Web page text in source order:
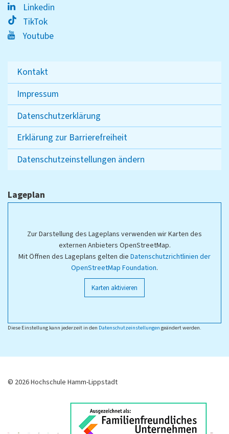
Linkedin
TikTok
Youtube
Kontakt
Impressum
Datenschutzerklärung
Erklärung zur Barrierefreiheit
Datenschutzeinstellungen ändern
Lageplan
Zur Darstellung des Lageplans verwenden wir Karten des
externen Anbieters OpenStreetMap.
Mit Öffnen des Lageplans gelten die Datenschutzrichtlinien der
OpenStreetMap Foundation.
Karten aktivieren
Diese Einstellung kann jederzeit in den Datenschutzeinstellungen geändert werden.
© 2026 Hochschule Hamm-Lippstadt